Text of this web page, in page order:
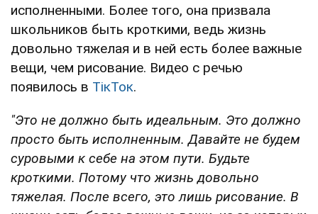
исполненными. Более того, она призвала
школьников быть кроткими, ведь жизнь
довольно тяжелая и в ней есть более важные
вещи, чем рисование. Видео с речью
появилось в ТікТок.
"Это не должно быть идеальным. Это должно
просто быть исполненным. Давайте не будем
суровыми к себе на этом пути. Будьте
кроткими. Потому что жизнь довольно
тяжелая. После всего, это лишь рисование. В